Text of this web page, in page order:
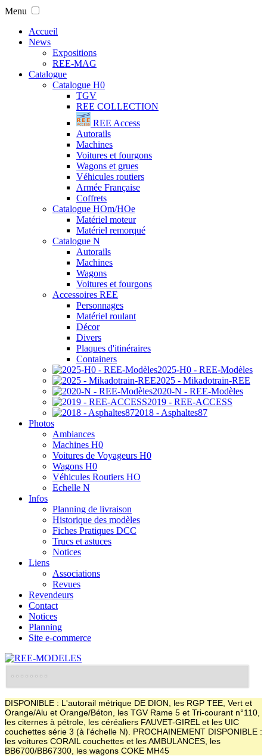
Menu
Accueil
News
Expositions
REE-MAG
Catalogue
Catalogue H0
TGV
REE COLLECTION
REE Access
Autorails
Machines
Voitures et fourgons
Wagons et grues
Véhicules routiers
Armée Française
Coffrets
Catalogue HOm/HOe
Matériel moteur
Matériel remorqué
Catalogue N
Autorails
Machines
Wagons
Voitures et fourgons
Accessoires REE
Personnages
Matériel roulant
Décor
Divers
Plaques d'itinéraires
Containers
2025-H0 - REE-Modèles
2025 - Mikadotrain-REE
2020-N - REE-Modèles
2019 - REE-ACCESS
2018 - Asphaltes87
Photos
Ambiances
Machines H0
Voitures de Voyageurs H0
Wagons H0
Véhicules Routiers HO
Echelle N
Infos
Planning de livraison
Historique des modèles
Fiches Pratiques DCC
Trucs et astuces
Notices
Liens
Associations
Revues
Revendeurs
Contact
Notices
Planning
Site e-commerce
DISPONIBLE : L'autorail métrique DE DION, les RGP TEE, Vert et
Orange/Alu et Orange/Béton, les TGV Rame 5 et Tri-courant n°110,
les citernes à pétrole, les céréaliers FAUVET-GIREL et les UIC
couchettes série 3 (à l'échelle N). PROCHAINEMENT DISPONIBLE :
les voitures CORAIL couchettes et les AMBULANCES, les
BB6700/BB67300, les wagons COKE MH45